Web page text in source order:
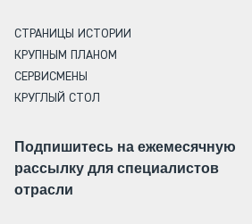
СТРАНИЦЫ ИСТОРИИ
КРУПНЫМ ПЛАНОМ
СЕРВИСМЕНЫ
КРУГЛЫЙ СТОЛ
Подпишитесь на ежемесячную
рассылку для специалистов
отрасли